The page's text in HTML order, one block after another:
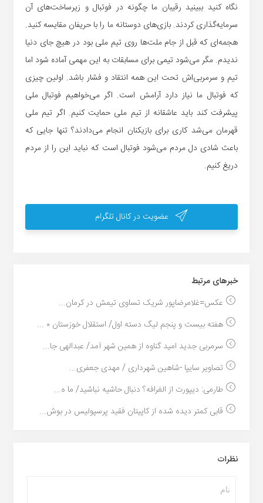
نگاه کنید ببینید رقیبان ما چگونه در فوتبال و زیرساخت‌های آن
سرمایه‌گذاری کردند. بازی‌های دوستانه ما را با حریفان مقایسه کنید.
هجمه‌ای که قبل از جام ملت‌ها روی تیم ملی بود در هیچ جای دنیا
ندیدم. مگر می‌شود تیمی برای مسابقات به این مهمی آماده شود اما
تیم و سرمربی‌اش تحت این همه انتقاد و فشار باشد. اولین چیزی
که فوتبال ما نیاز دارد آرامش است. اگر می‌خواهیم فوتبال ملی
پیشرفت کند باید عاشقانه از تیم ملی حمایت کنیم. اگر تیم ملی
قهرمان می‌شد کاری برای بازیکنان انجام می‌دادند؟ تنها جایی که
باعث شادی دل مردم می‌شود فوتبال است که نباید این را از مردم
دریغ کنیم.
عضویت در کانال تلگرام
خبر‌های مرتبط
عکس=غلامرضاپور شریک تساوی تیمش در کرمان...
هفته بیست و پنجم لیگ دسته اول/ استقلال خوزستان ۰ ...
سرمربی جدید امید گناوه از همین شهر آمد/ عبدالهی جا...
تصاویر سایپا -شاهین شهرداری / مهدی جعفری...
طارمی: دیپورت از الغرافه؟ دنبال حاشیه نباشید/ ما ه...
قابی کمتر دیده شده از کاپیتان فقید پرسپولیس در بوش...
نظرات